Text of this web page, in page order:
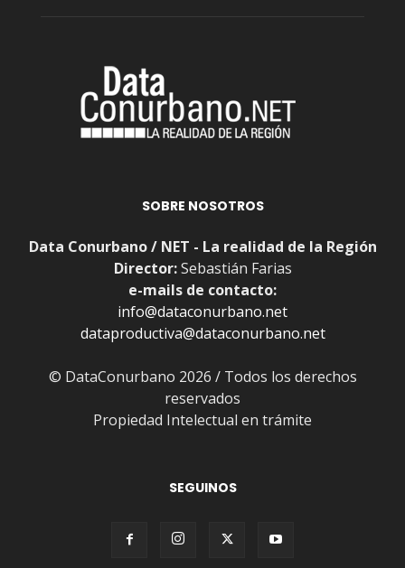
SOBRE NOSOTROS
Data Conurbano / NET - La realidad de la Región
Director:Sebastián Farias
e-mails de contacto:
info@dataconurbano.net
dataproductiva@dataconurbano.net
© DataConurbano 2026 / Todos los derechos
reservados
Propiedad Intelectual en trámite
SEGUINOS